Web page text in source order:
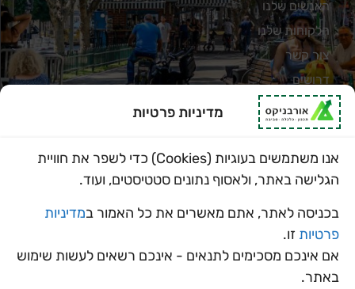
מדיניות פרטיות
אנו משתמשים בעוגיות (Cookies) כדי לשפר את חוויית
הגלישה באתר, ולאסוף נתונים סטטיסטים, ועוד.
בכניסה לאתר, אתם מאשרים את כל האמור במדיניות
פרטיות זו.
אם אינכם מסכימים לתנאים - אינכם רשאים לעשות שימוש
באתר.
האנשים שלנו
הלקוחות שלנו
צור קשר
דרושים
מדיניות פרטיות
תכנון עירוני ואזורי
סביבה וקיימות